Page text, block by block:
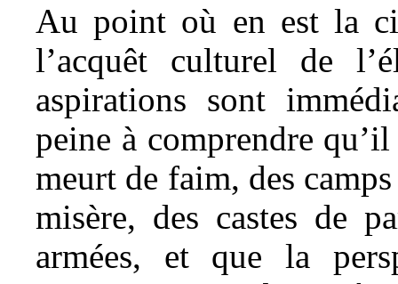
Au point où en est la
l’acquêt culturel de
aspirations sont
peine à comprendre
meurt de faim, des
misère, des castes de
armées, et que la